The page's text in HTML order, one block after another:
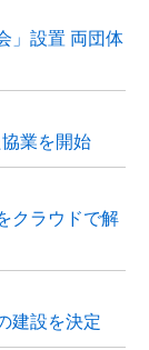
」設置 両団体
業を開始
クラウドで解
建設を決定